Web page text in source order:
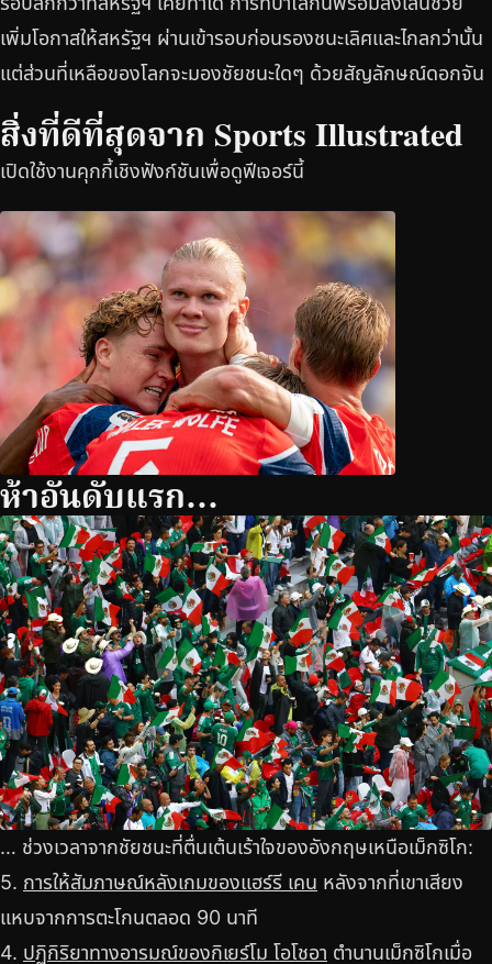
เพิ่มโอกาสให้สหรัฐฯ ผ่านเข้ารอบก่อนรองชนะเลิศและไกลกว่านั้น
แต่ส่วนที่เหลือของโลกจะมองชัยชนะใดๆ ด้วยสัญลักษณ์ดอกจัน
สิ่งที่ดีที่สุดจาก Sports Illustrated
เปิดใช้งานคุกกี้เชิงฟังก์ชันเพื่อดูฟีเจอร์นี้
ห้าอันดับแรก…
… ช่วงเวลาจากชัยชนะที่ตื่นเต้นเร้าใจของอังกฤษเหนือเม็กซิโก:
5. การให้สัมภาษณ์หลังเกมของแฮร์รี เคน หลังจากที่เขาเสียง
แหบจากการตะโกนตลอด 90 นาที
4. ปฏิกิริยาทางอารมณ์ของกิเยร์โม โอโชอา ตำนานเม็กซิโกเมื่อ